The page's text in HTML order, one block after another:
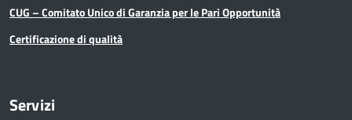
CUG – Comitato Unico di Garanzia per le Pari Opportunità
Certificazione di qualità
Servizi